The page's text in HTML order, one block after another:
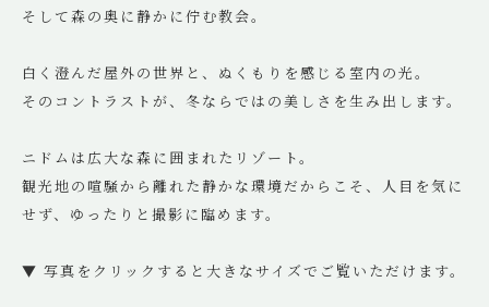
そして森の奥に静かに佇む教会。
白く澄んだ屋外の世界と、ぬくもりを感じる室内の光。
そのコントラストが、冬ならではの美しさを生み出します。
ニドムは広大な森に囲まれたリゾート。
観光地の喧騒から離れた静かな環境だからこそ、人目を気に
せず、ゆったりと撮影に臨めます。
▼ 写真をクリックすると大きなサイズでご覧いただけます。